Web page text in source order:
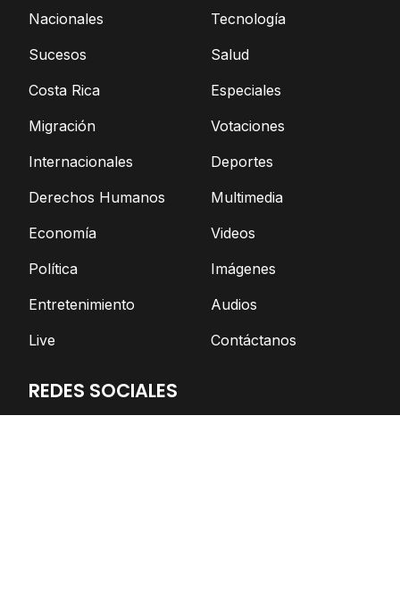
Nacionales
Sucesos
Costa Rica
Migración
Internacionales
Derechos Humanos
Economía
Política
Entretenimiento
Live
Tecnología
Salud
Especiales
Votaciones
Deportes
Multimedia
Videos
Imágenes
Audios
Contáctanos
REDES SOCIALES